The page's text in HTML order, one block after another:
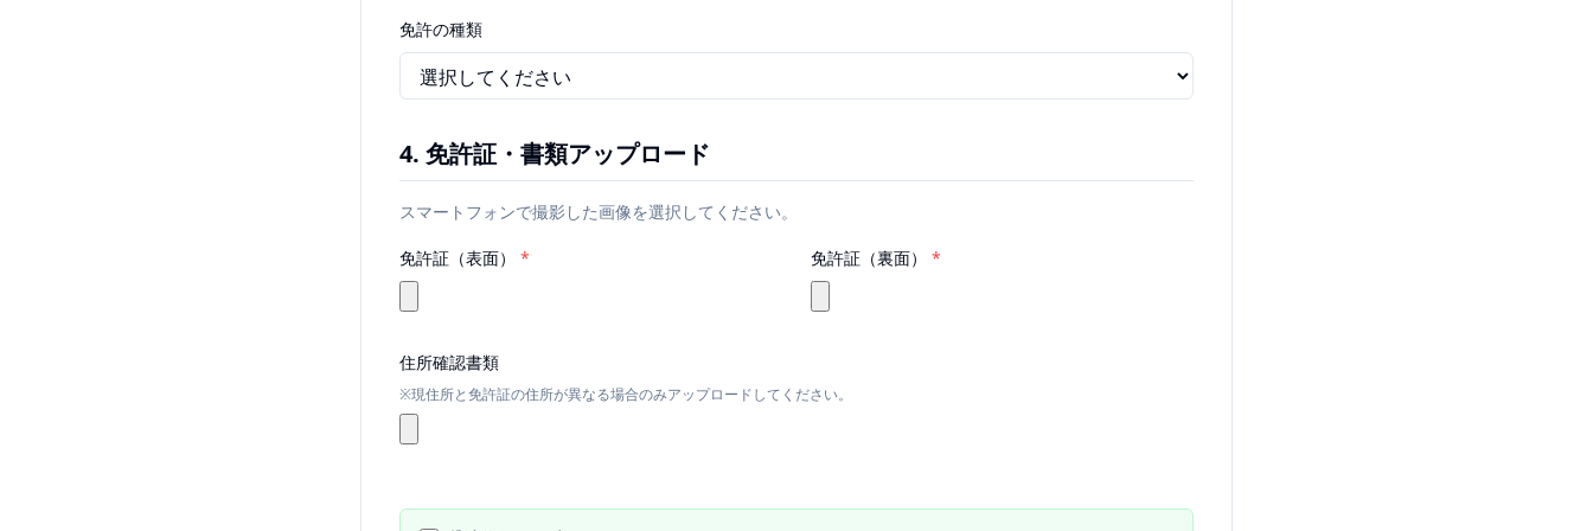
免許の種類
4. 免許証・書類アップロード
スマートフォンで撮影した画像を選択してください。
免許証（表面） * 免許証（裏面） *
住所確認書類
※現住所と免許証の住所が異なる場合のみアップロードしてください。